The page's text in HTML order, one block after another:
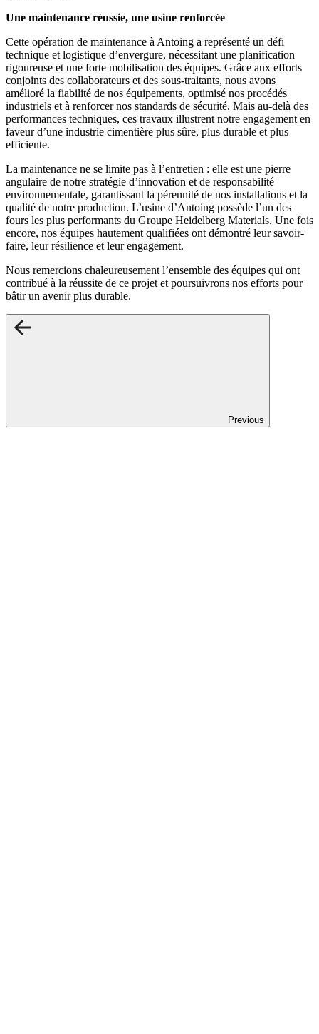
Une maintenance réussie, une usine renforcée
Cette opération de maintenance à Antoing a représenté un défi
technique et logistique d’envergure, nécessitant une planification
rigoureuse et une forte mobilisation des équipes. Grâce aux efforts
conjoints des collaborateurs et des sous-traitants, nous avons
amélioré la fiabilité de nos équipements, optimisé nos procédés
industriels et à renforcer nos standards de sécurité. Mais au-delà des
performances techniques, ces travaux illustrent notre engagement en
faveur d’une industrie cimentière plus sûre, plus durable et plus
efficiente.
La maintenance ne se limite pas à l’entretien : elle est une pierre
angulaire de notre stratégie d’innovation et de responsabilité
environnementale, garantissant la pérennité de nos installations et la
qualité de notre production. L’usine d’Antoing possède l’un des
fours les plus performants du Groupe Heidelberg Materials. Une fois
encore, nos équipes hautement qualifiées ont démontré leur savoir-
faire, leur résilience et leur engagement.
Nous remercions chaleureusement l’ensemble des équipes qui ont
contribué à la réussite de ce projet et poursuivrons nos efforts pour
bâtir un avenir plus durable.
Previous